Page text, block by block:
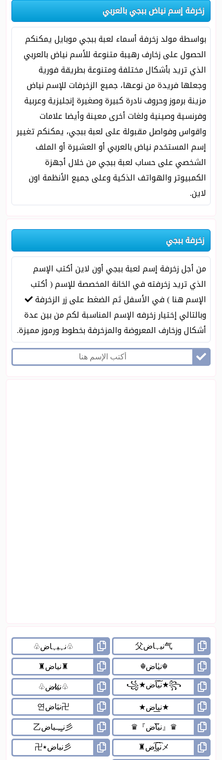
زخرفة إسم نياض ببجي بالعربي
بواسطة مولد زخرفة أسماء لعبة ببجي موبايل يمكنكم
الحصول على زخارف رهيبة متنوعة للأسم نياض بالعربي
الذي تريد بأشكال مختلفة ومتنوعة بطريقة فورية
وجعلها فريدة من نوعها، جميع الزخرفات للإسم نياض
مزينة برموز وحروف نادرة كبيرة وصغيرة إنجليزية وعربية
وفرنسية وصينية ولغات أخرى معينة وأيضا علامات
واقواس وفواصل مقبولة على لعبة ببجي، يمكنكم تغيير
إسم المستخدم نياض بالعربي أو العشيرة أو الملف
الشخصي على حساب لعبة ببجي من خلال أجهزة
الكمبيوتر والهواتف الذكية وعلى جميع الأنظمة اون
لاين.
زخرفة ببجي
من أجل زخرفة إسم لعبة ببجي أون لاين أكتب الإسم
الذي تريد زخرفته في الخانة المخصصة للإسم ( أكتب
الإسم هنا ) في الأسفل ثم الضغط على زر الزخرفة
وبالتالي إختيار زخرفه الإسم المناسبة لكم من بين عدة
أشكال وزخارف المعروضة والمزخرفة بخطوط ورموز مميزة.